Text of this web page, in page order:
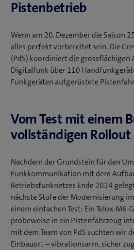
Pistenbetrieb
Wenn am 20. Dezember die Saison
alles perfekt vorbereitet sein. Die
(PdS) koordiniert die grossflächigen
Digitalfunk über 110
Funkgeräten aufgerüstete
Vom Test mit einem
vollständigen Rollout
Nachdem der Grundstein für den
Funkkommunikation mit dem
Betriebsfunknetzes Ende 2024
nächste Stufe der Modernisierung
einem einfachen Test: Ein Telox-M6-
probeweise in ein Pistenfahrzeug
mit dem Team von PdS suchten wir
Einbauort – vibrationsarm, sicher